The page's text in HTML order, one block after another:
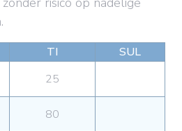
TI
SUL
25
80